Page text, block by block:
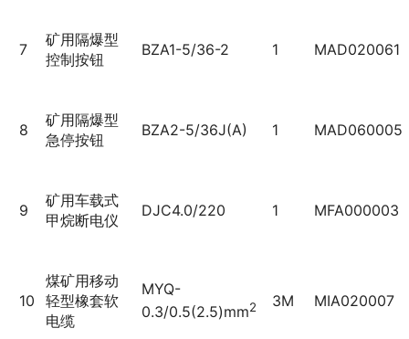
7
矿用隔爆型
控制按钮
BZA1-5/36-2 1 MAD020061
8
矿用隔爆型
急停按钮
BZA2-5/36J(A) 1 MAD060005
9
矿用车载式
甲烷断电仪
DJC4.0/220 1 MFA000003
10
煤矿用移动
轻型橡套软
电缆
MYQ-
0.3/0.5(2.5)mm2 3M MIA020007